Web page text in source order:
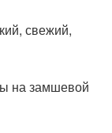
свежий,
на замшевой